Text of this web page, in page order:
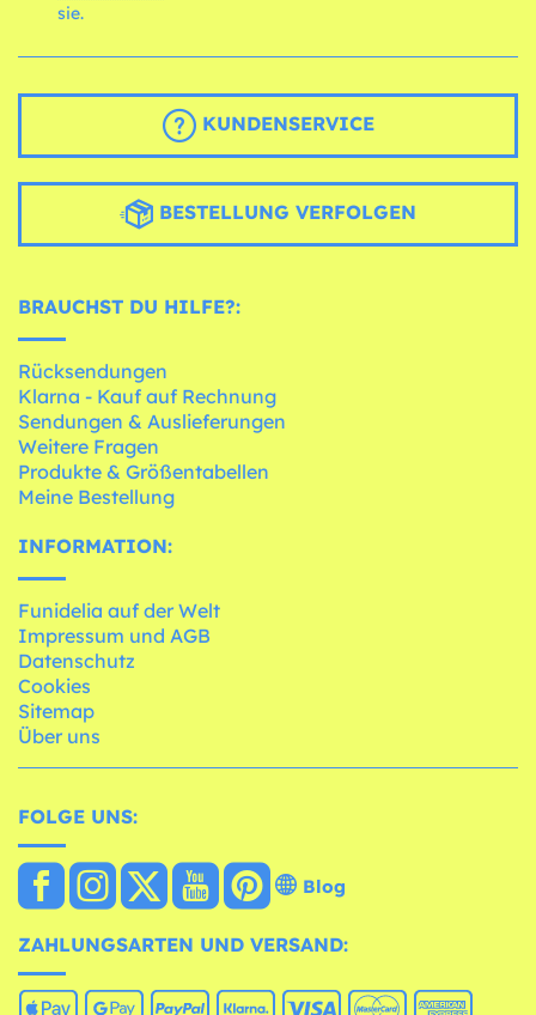
sie.
KUNDENSERVICE
BESTELLUNG VERFOLGEN
BRAUCHST DU HILFE?:
Rücksendungen
Klarna - Kauf auf Rechnung
Sendungen & Auslieferungen
Weitere Fragen
Produkte & Größentabellen
Meine Bestellung
INFORMATION:
Funidelia auf der Welt
Impressum und AGB
Datenschutz
Cookies
Sitemap
Über uns
FOLGE UNS:
Blog
ZAHLUNGSARTEN UND VERSAND: